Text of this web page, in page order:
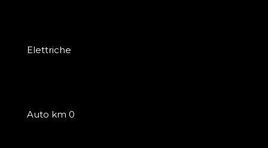
Elettriche
Auto km 0